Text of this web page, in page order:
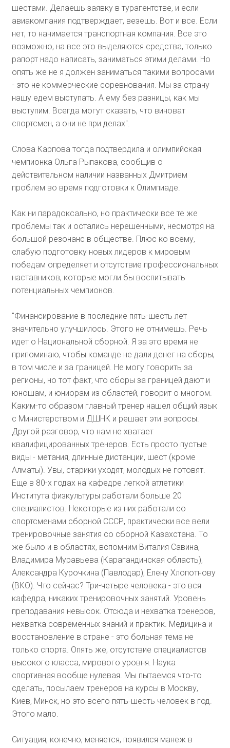
шестами. Делаешь заявку в турагентстве, и если
авиакомпания подтверждает, везешь. Вот и все. Если
нет, то нанимается транспортная компания. Все это
возможно, на все это выделяются средства, только
рапорт надо написать, заниматься этими делами. Но
опять же не я должен заниматься такими вопросами
- это не коммерческие соревнования. Мы за страну
нашу едем выступать. А ему без разницы, как мы
выступим. Всегда могут сказать, что виноват
спортсмен, а они не при делах".
Слова Карпова тогда подтвердила и олимпийская
чемпионка Ольга Рыпакова, сообщив о
действительном наличии названных Дмитрием
проблем во время подготовки к Олимпиаде.
Как ни парадоксально, но практически все те же
проблемы так и остались нерешенными, несмотря на
большой резонанс в обществе. Плюс ко всему,
слабую подготовку новых лидеров к мировым
победам определяет и отсутствие профессиональных
наставников, которые могли бы воспитывать
потенциальных чемпионов.
"Финансирование в последние пять-шесть лет
значительно улучшилось. Этого не отнимешь. Речь
идет о Национальной сборной. Я за это время не
припоминаю, чтобы команде не дали денег на сборы,
в том числе и за границей. Не могу говорить за
регионы, но тот факт, что сборы за границей дают и
юношам, и юниорам из областей, говорит о многом.
Каким-то образом главный тренер нашел общий язык
с Министерством и ДШНК и решает эти вопросы.
Другой разговор, что нам не хватает
квалифицированных тренеров. Есть просто пустые
виды - метания, длинные дистанции, шест (кроме
Алматы). Увы, старики уходят, молодых не готовят.
Еще в 80-х годах на кафедре легкой атлетики
Института физкультуры работали больше 20
специалистов. Некоторые из них работали со
спортсменами сборной СССР, практически все вели
тренировочные занятия со сборной Казахстана. То
же было и в областях, вспомним Виталия Савина,
Владимира Муравьева (Карагандинская область),
Александра Курочкина (Павлодар), Елену Хлопотнову
(ВКО). Что сейчас? Три-четыре человека - это вся
кафедра, никаких тренировочных занятий. Уровень
преподавания невысок. Отсюда и нехватка тренеров,
нехватка современных знаний и практик. Медицина и
восстановление в стране - это больная тема не
только спорта. Опять же, отсутствие специалистов
высокого класса, мирового уровня. Наука
спортивная вообще нулевая. Мы пытаемся что-то
сделать, посылаем тренеров на курсы в Москву,
Киев, Минск, но это всего пять-шесть человек в год.
Этого мало.
Ситуация, конечно, меняется, появился манеж в